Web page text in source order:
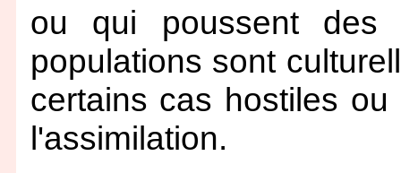
ou qui poussent des
populations sont
certains cas hostiles
l'assimilation.